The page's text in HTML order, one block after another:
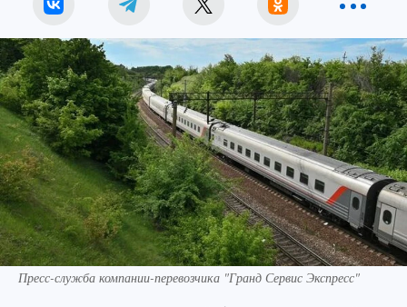
Пресс-служба компании-перевозчика "Гранд Сервис Экспресс"